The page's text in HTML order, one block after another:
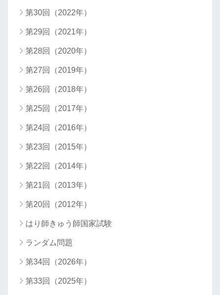
第30回（2022年）
第29回（2021年）
第28回（2020年）
第27回（2019年）
第26回（2018年）
第25回（2017年）
第24回（2016年）
第23回（2015年）
第22回（2014年）
第21回（2013年）
第20回（2012年）
はり師きゅう師国家試験
ランダム問題
第34回（2026年）
第33回（2025年）